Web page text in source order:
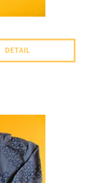
DETAIL
motivem s